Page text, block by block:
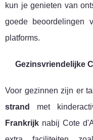
kun je genieten van
goede beoordelingen
platforms.
Gezinsvriendelijke
Voor gezinnen zijn er
strand
met
Frankrijk nabij Cote